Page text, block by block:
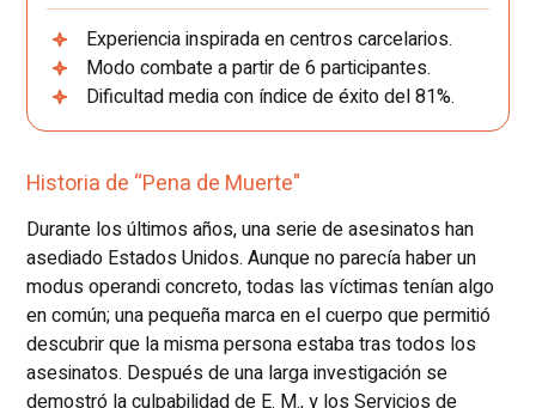
Experiencia inspirada en centros carcelarios.
Modo combate a partir de 6 participantes.
Dificultad media con índice de éxito del 81%.
Historia de “Pena de Muerte"
Durante los últimos años, una serie de asesinatos han
asediado Estados Unidos. Aunque no parecía haber un
modus operandi concreto, todas las víctimas tenían algo
en común; una pequeña marca en el cuerpo que permitió
descubrir que la misma persona estaba tras todos los
asesinatos. Después de una larga investigación se
demostró la culpabilidad de E. M., y los Servicios de